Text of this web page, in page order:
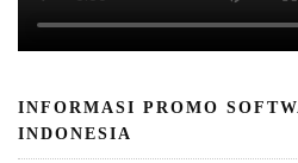
INFORMASI PROMO
INDONESIA